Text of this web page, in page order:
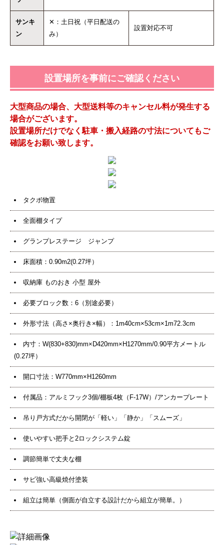
サンキ
ン
✕：土日祝（平日配送の
み）
設置対応不可
設置場所を事前にご確認ください
大型商品の場合、大型送料等のキャンセル料が発生する
場合がございます。
設置場所だけでなく駐車・搬入経路の寸法についてもご
確認をお願い致します。
タクボ物置
全面棚タイプ
グランプレステージ ジャンプ
床面積：0.90m2(0.27坪）
収納庫 ものおき 小型 屋外
必要ブロック数：6（別途必要）
外形寸法（高さ×奥行き×幅）：1m40cm×53cm×1m72.3cm
内寸：W(830+830)mm×D420mm×H1270mm/0.90平方メートル
(0.27坪）
開口寸法：W770mm×H1260mm
付属品：アルミフック3個/棚板4枚（F-17W）/アンカープレート
吊り戸方式だから開閉が「軽い」「静か」「スムーズ」
使いやすい把手と2ロックシステム錠
調節簡単で丈夫な棚
サビ強い高級焼付塗装
組立は簡単（側面が自立する設計だから組立が簡単。）